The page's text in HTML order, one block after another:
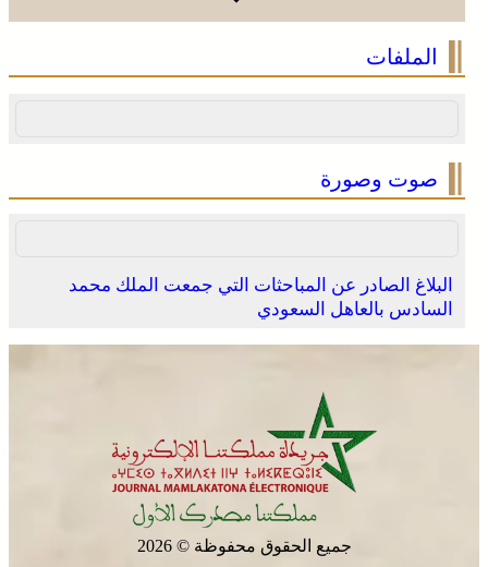
فينيسيوس جونيور يمدد عقده مع ريال مدريد حتى 2032
انطلاق الدورة الأولى من مهرجان السعيدية للموسيقى
الملفات
صوت وصورة
البلاغ الصادر عن المباحثات التي جمعت الملك محمد
السادس بالعاهل السعودي
جميع الحقوق محفوظة © 2026